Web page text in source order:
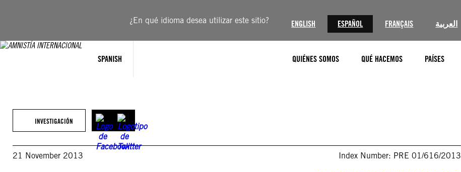
¿En qué idioma desea utilizar este sitio? ENGLISH ESPAÑOL FRANÇAIS العربية
SPANISH QUIÉNES SOMOS QUÉ HACEMOS PAÍSES
INVESTIGACIÓN
21 November 2013 Index Number: PRE 01/616/2013